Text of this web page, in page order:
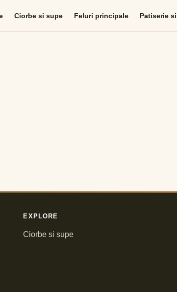
Ciorbe si supe Feluri principale Patiserie
EXPLORE
Ciorbe si supe